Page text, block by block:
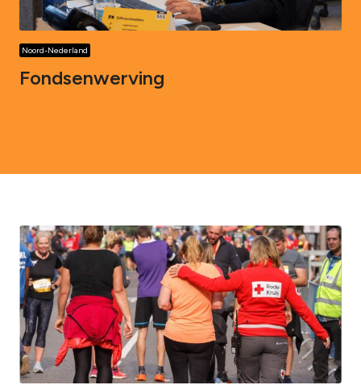
Noord-Nederland
Fondsenwerving